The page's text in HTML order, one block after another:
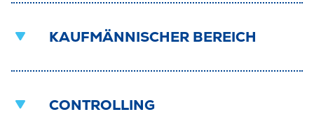
KAUFMÄNNISCHER BEREICH
CONTROLLING